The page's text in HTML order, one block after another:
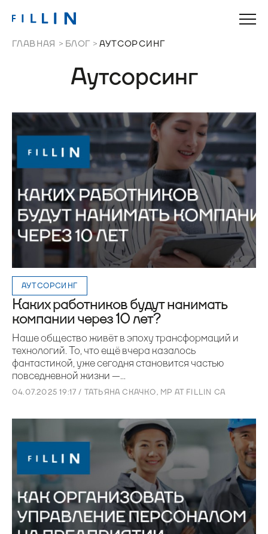
ГЛАВНАЯ БЛОГ АУТСОРСИНГ
Аутсорсинг
АУТСОРСИНГ
Каких работников будут нанимать
компании через 10 лет?
Наше общество живёт в эпоху трансформаций и
технологий. То, что ещё вчера казалось
фантастикой, уже сегодня становится частью
повседневной жизни —...
04.07.2025 19:17 / ТАТЬЯНА СКАЧКО, MP AT FILLIN CA